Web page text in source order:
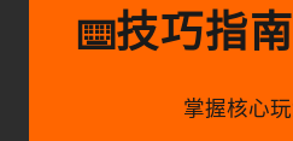
⌨️技巧指南
掌握核心